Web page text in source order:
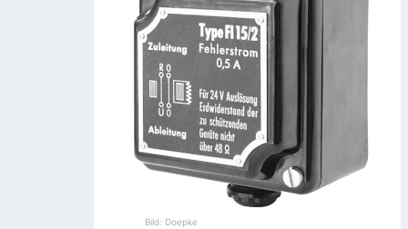
Bild: Doepke